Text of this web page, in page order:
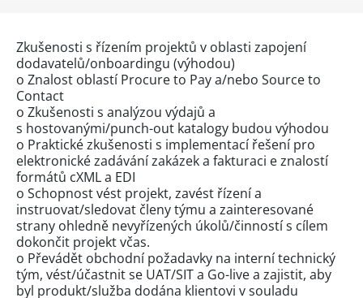
Zkušenosti s řízením projektů v oblasti zapojení
dodavatelů/onboardingu (výhodou)
o Znalost oblastí Procure to Pay a/nebo Source to
Contact
o Zkušenosti s analýzou výdajů a
s hostovanými/punch-out katalogy budou výhodou
o Praktické zkušenosti s implementací řešení pro
elektronické zadávání zakázek a fakturaci e znalostí
formátů cXML a EDI
o Schopnost vést projekt, zavést řízení a
instruovat/sledovat členy týmu a zainteresované
strany ohledně nevyřízených úkolů/činností s cílem
dokončit projekt včas.
o Převádět obchodní požadavky na interní technický
tým, vést/účastnit se UAT/SIT a Go-live a zajistit, aby
byl produkt/služba dodána klientovi v souladu